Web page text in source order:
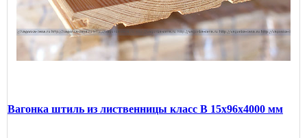
Вагонка штиль из лиственницы класс В 15x96x4000 мм